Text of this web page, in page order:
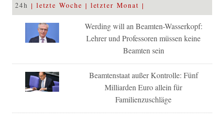
24h letzte Woche letzter Monat
Werding will an Beamten-Wasserkopf:
Lehrer und Professoren müssen keine
Beamten sein
Beamtenstaat außer Kontrolle: Fünf
Milliarden Euro allein für
Familienzuschläge